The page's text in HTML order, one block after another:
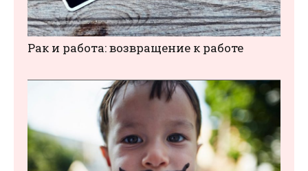
Рак и работа: возвращение к работе